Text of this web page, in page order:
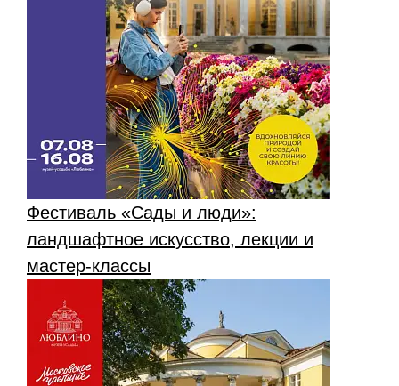
Фестиваль «Сады и люди»:
ландшафтное искусство, лекции и
мастер-классы